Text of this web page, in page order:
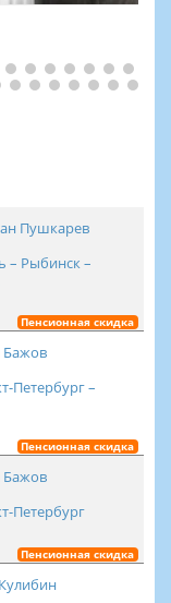
Пушкарев
– Рыбинск –
Пенсионная скидка
Бажов
Петербург –
Пенсионная скидка
Бажов
Петербург
Пенсионная скидка